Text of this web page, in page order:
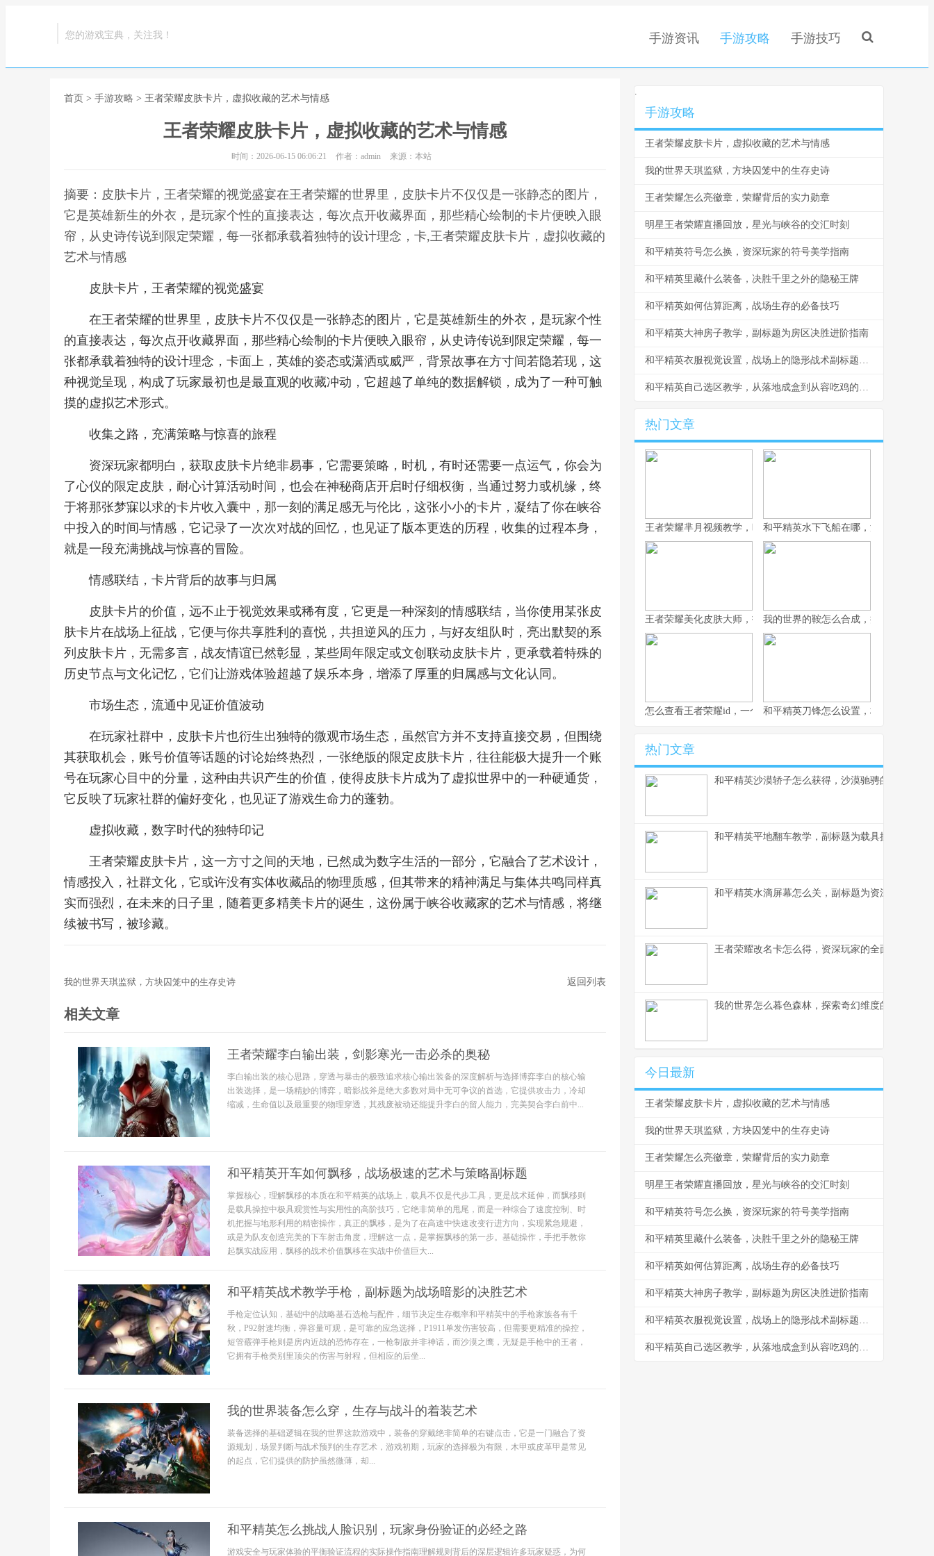
您的游戏宝典，关注我！ 手游资讯 手游攻略 手游技巧
首页 > 手游攻略 > 王者荣耀皮肤卡片，虚拟收藏的艺术与情感
王者荣耀皮肤卡片，虚拟收藏的艺术与情感
时间：2026-06-15 06:06:21 作者：admin 来源：本站
摘要：皮肤卡片，王者荣耀的视觉盛宴在王者荣耀的世界里，皮肤卡片不仅仅是一张静态的图片，
它是英雄新生的外衣，是玩家个性的直接表达，每次点开收藏界面，那些精心绘制的卡片便映入眼
帘，从史诗传说到限定荣耀，每一张都承载着独特的设计理念，卡,王者荣耀皮肤卡片，虚拟收藏的
艺术与情感
皮肤卡片，王者荣耀的视觉盛宴
在王者荣耀的世界里，皮肤卡片不仅仅是一张静态的图片，它是英雄新生的外衣，是玩家个性
的直接表达，每次点开收藏界面，那些精心绘制的卡片便映入眼帘，从史诗传说到限定荣耀，每一
张都承载着独特的设计理念，卡面上，英雄的姿态或潇洒或威严，背景故事在方寸间若隐若现，这
种视觉呈现，构成了玩家最初也是最直观的收藏冲动，它超越了单纯的数据解锁，成为了一种可触
摸的虚拟艺术形式。
收集之路，充满策略与惊喜的旅程
资深玩家都明白，获取皮肤卡片绝非易事，它需要策略，时机，有时还需要一点运气，你会为
了心仪的限定皮肤，耐心计算活动时间，也会在神秘商店开启时仔细权衡，当通过努力或机缘，终
于将那张梦寐以求的卡片收入囊中，那一刻的满足感无与伦比，这张小小的卡片，凝结了你在峡谷
中投入的时间与情感，它记录了一次次对战的回忆，也见证了版本更迭的历程，收集的过程本身，
就是一段充满挑战与惊喜的冒险。
情感联结，卡片背后的故事与归属
皮肤卡片的价值，远不止于视觉效果或稀有度，它更是一种深刻的情感联结，当你使用某张皮
肤卡片在战场上征战，它便与你共享胜利的喜悦，共担逆风的压力，与好友组队时，亮出默契的系
列皮肤卡片，无需多言，战友情谊已然彰显，某些周年限定或文创联动皮肤卡片，更承载着特殊的
历史节点与文化记忆，它们让游戏体验超越了娱乐本身，增添了厚重的归属感与文化认同。
市场生态，流通中见证价值波动
在玩家社群中，皮肤卡片也衍生出独特的微观市场生态，虽然官方并不支持直接交易，但围绕
其获取机会，账号价值等话题的讨论始终热烈，一张绝版的限定皮肤卡片，往往能极大提升一个账
号在玩家心目中的分量，这种由共识产生的价值，使得皮肤卡片成为了虚拟世界中的一种硬通货，
它反映了玩家社群的偏好变化，也见证了游戏生命力的蓬勃。
虚拟收藏，数字时代的独特印记
王者荣耀皮肤卡片，这一方寸之间的天地，已然成为数字生活的一部分，它融合了艺术设计，
情感投入，社群文化，它或许没有实体收藏品的物理质感，但其带来的精神满足与集体共鸣同样真
实而强烈，在未来的日子里，随着更多精美卡片的诞生，这份属于峡谷收藏家的艺术与情感，将继
续被书写，被珍藏。
我的世界天琪监狱，方块囚笼中的生存史诗 返回列表
相关文章
王者荣耀李白输出装，剑影寒光一击必杀的奥秘
李白输出装的核心思路，穿透与暴击的极致追求核心输出装备的深度解析与选择博弈李白的核心输
出装选择，是一场精妙的博弈，暗影战斧是绝大多数对局中无可争议的首选，它提供攻击力，冷却
缩减，生命值以及最重要的物理穿透，其残废被动还能提升李白的留人能力，完美契合李白前中...
和平精英开车如何飘移，战场极速的艺术与策略副标题
掌握核心，理解飘移的本质在和平精英的战场上，载具不仅是代步工具，更是战术延伸，而飘移则
是载具操控中极具观赏性与实用性的高阶技巧，它绝非简单的甩尾，而是一种综合了速度控制、时
机把握与地形利用的精密操作，真正的飘移，是为了在高速中快速改变行进方向，实现紧急规避，
或是为队友创造完美的下车射击角度，理解这一点，是掌握飘移的第一步。基础操作，手把手教你
起飘实战应用，飘移的战术价值飘移在实战中价值巨大...
和平精英战术教学手枪，副标题为战场暗影的决胜艺术
手枪定位认知，基础中的战略基石选枪与配件，细节决定生存概率和平精英中的手枪家族各有千
秋，P92射速均衡，弹容量可观，是可靠的应急选择，P1911单发伤害较高，但需要更精准的操控，
短管霰弹手枪则是房内近战的恐怖存在，一枪制敌并非神话，而沙漠之鹰，无疑是手枪中的王者，
它拥有手枪类别里顶尖的伤害与射程，但相应的后坐...
我的世界装备怎么穿，生存与战斗的着装艺术
装备选择的基础逻辑在我的世界这款游戏中，装备的穿戴绝非简单的右键点击，它是一门融合了资
源规划，场景判断与战术预判的生存艺术，游戏初期，玩家的选择极为有限，木甲或皮革甲是常见
的起点，它们提供的防护虽然微薄，却...
和平精英怎么挑战人脸识别，玩家身份验证的必经之路
游戏安全与玩家体验的平衡验证流程的实际操作指南理解规则背后的深层逻辑许多玩家疑惑，为何
.
手游攻略
王者荣耀皮肤卡片，虚拟收藏的艺术与情感
我的世界天琪监狱，方块囚笼中的生存史诗
王者荣耀怎么亮徽章，荣耀背后的实力勋章
明星王者荣耀直播回放，星光与峡谷的交汇时刻
和平精英符号怎么换，资深玩家的符号美学指南
和平精英里藏什么装备，决胜千里之外的隐秘王牌
和平精英如何估算距离，战场生存的必备技巧
和平精英大神房子教学，副标题为房区决胜进阶指南
和平精英衣服视觉设置，战场上的隐形战术副标题，色彩与轮廓的博弈艺术
和平精英自己选区教学，从落地成盒到从容吃鸡的必经之路
热门文章
王者荣耀芈月视频教学，暗影君主的永恒艺术，副标题，掌握不死
和平精英水下飞船在哪，深海遗迹的秘
王者荣耀美化皮肤大师，指尖重塑华彩的英雄幻梦，副标题为虚拟
我的世界的鞍怎么合成，探寻无法制作
怎么查看王者荣耀id，一个资深玩家的全面指南，副标题，从基础
和平精英刀锋怎么设置，极致近战的艺
热门文章
和平精英沙漠轿子怎么获得，沙漠驰骋的独特载具
和平精英平地翻车教学，副标题为载具操控进阶与
和平精英水滴屏幕怎么关，副标题为资深玩家视角
王者荣耀改名卡怎么得，资深玩家的全面获取指
我的世界怎么暮色森林，探索奇幻维度的冒险指南
今日最新
王者荣耀皮肤卡片，虚拟收藏的艺术与情感
我的世界天琪监狱，方块囚笼中的生存史诗
王者荣耀怎么亮徽章，荣耀背后的实力勋章
明星王者荣耀直播回放，星光与峡谷的交汇时刻
和平精英符号怎么换，资深玩家的符号美学指南
和平精英里藏什么装备，决胜千里之外的隐秘王牌
和平精英如何估算距离，战场生存的必备技巧
和平精英大神房子教学，副标题为房区决胜进阶指南
和平精英衣服视觉设置，战场上的隐形战术副标题，色彩与轮廓的博弈艺术
和平精英自己选区教学，从落地成盒到从容吃鸡的必经之路